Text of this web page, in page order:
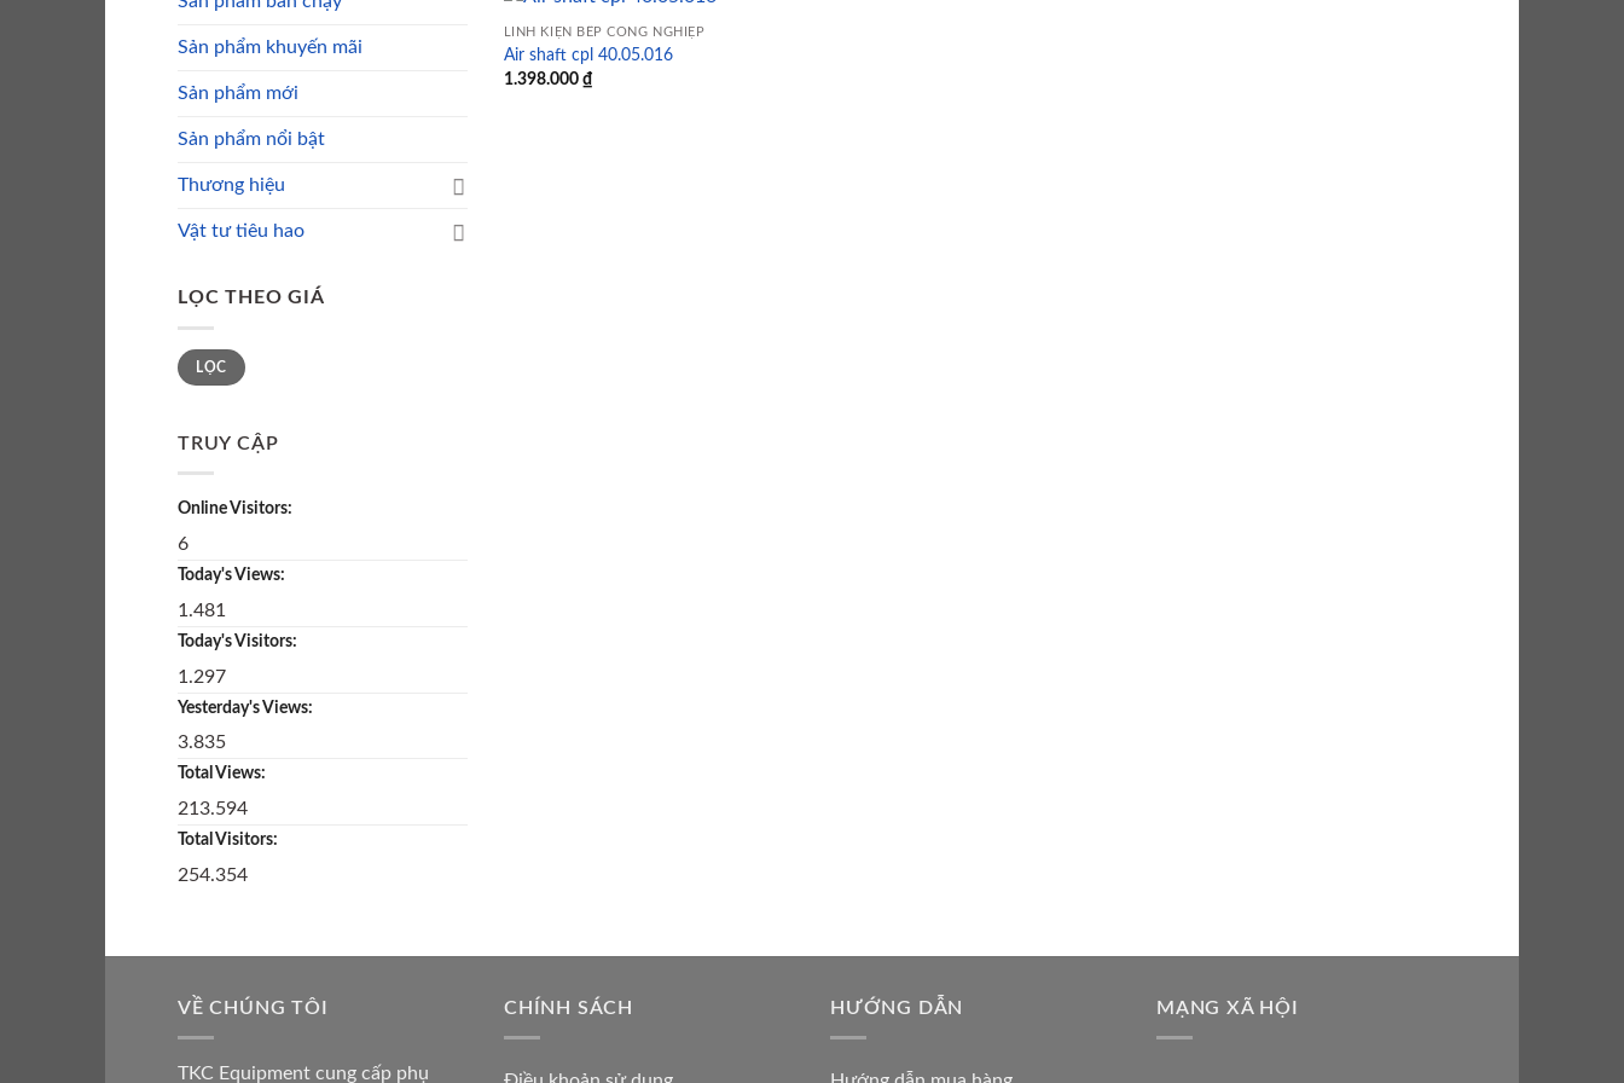
Sản phẩm khuyến mãi
Sản phẩm mới
Sản phẩm nổi bật
Thương hiệu
Vật tư tiêu hao
LỌC THEO GIÁ
Giá
tối
thiểu
Giá
tối
đa
LỌC
TRUY CẬP
Online Visitors:
6
Today's Views:
1.481
Today's Visitors:
1.297
Yesterday's Views:
3.835
Total Views:
213.594
Total Visitors:
254.354
LINH KIỆN BẾP CÔNG NGHIỆP
Air shaft cpl 40.05.016
1.398.000 ₫
VỀ CHÚNG TÔI
TKC Equipment cung cấp phụ
CHÍNH SÁCH HƯỚNG DẪN MẠNG XÃ HỘI